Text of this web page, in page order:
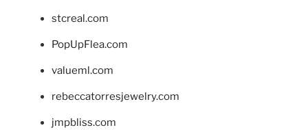
stcreal.com
PopUpFlea.com
valueml.com
rebeccatorresjewelry.com
jmpbliss.com